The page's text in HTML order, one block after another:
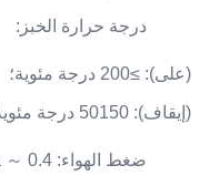
درجة حرارة الخبز:
(على): ≥200 درجة مئوية؛
(إيقاف): 50150 درجة مئوية؛
ضغط الهواء: 0.4 ～ 0.7MPa ；